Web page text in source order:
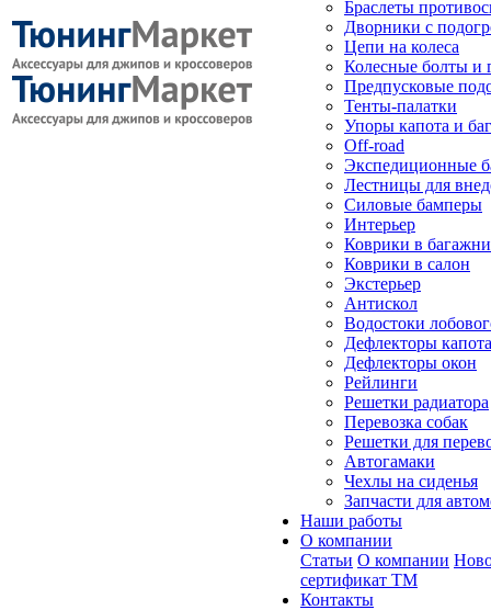
Браслеты
Дворники с
Цепи на колеса
Колесные болты и
Предпусковые
Тенты-палатки
Упоры капота и
Off-road
Экспедиционные
Лестницы для
Силовые бамперы
Интерьер
Коврики в
Коврики в салон
Экстерьер
Антискол
Водостоки
Дефлекторы капота
Дефлекторы окон
Рейлинги
Решетки радиатора
Перевозка собак
Решетки для
Автогамаки
Чехлы на сиденья
Запчасти для
Наши работы
О компании
Статьи О компании
сертификат ТМ
Контакты